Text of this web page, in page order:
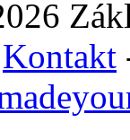
Kontakt